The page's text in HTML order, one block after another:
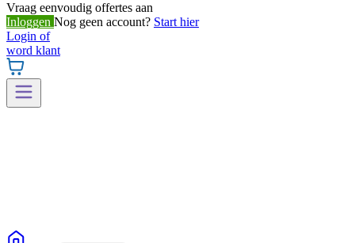
Vraag eenvoudig offertes aan
Inloggen Nog geen account? Start hier
Login of
word klant